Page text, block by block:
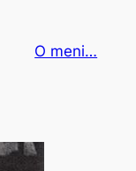
O meni…